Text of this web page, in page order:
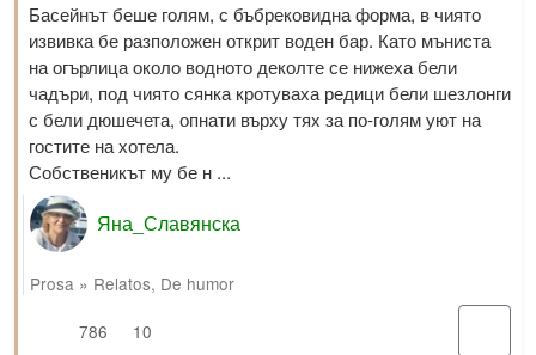
Басейнът беше голям, с бъбрековидна форма, в чиято
извивка бе разположен открит воден бар. Като мъниста
на огърлица около водното деколте се нижеха бели
чадъри, под чиято сянка кротуваха редици бели шезлонги
с бели дюшечета, опнати върху тях за по-голям уют на
гостите на хотела.
Собственикът му бе н ...
Яна_Славянска
Prosa » Relatos, De humor
786
10